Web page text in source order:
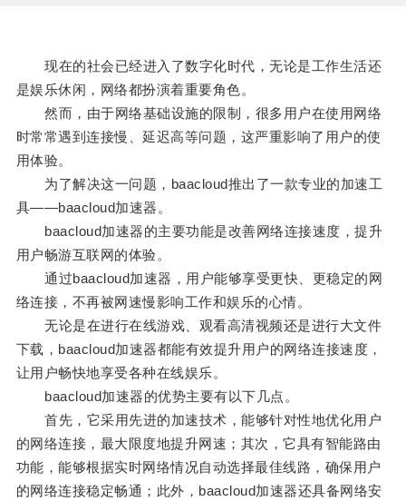
现在的社会已经进入了数字化时代，无论是工作生活还
是娱乐休闲，网络都扮演着重要角色。
然而，由于网络基础设施的限制，很多用户在使用网络
时常常遇到连接慢、延迟高等问题，这严重影响了用户的使
用体验。
为了解决这一问题，baacloud推出了一款专业的加速工
具——baacloud加速器。
baacloud加速器的主要功能是改善网络连接速度，提升
用户畅游互联网的体验。
通过baacloud加速器，用户能够享受更快、更稳定的网
络连接，不再被网速慢影响工作和娱乐的心情。
无论是在进行在线游戏、观看高清视频还是进行大文件
下载，baacloud加速器都能有效提升用户的网络连接速度，
让用户畅快地享受各种在线娱乐。
baacloud加速器的优势主要有以下几点。
首先，它采用先进的加速技术，能够针对性地优化用户
的网络连接，最大限度地提升网速；其次，它具有智能路由
功能，能够根据实时网络情况自动选择最佳线路，确保用户
的网络连接稳定畅通；此外，baacloud加速器还具备网络安